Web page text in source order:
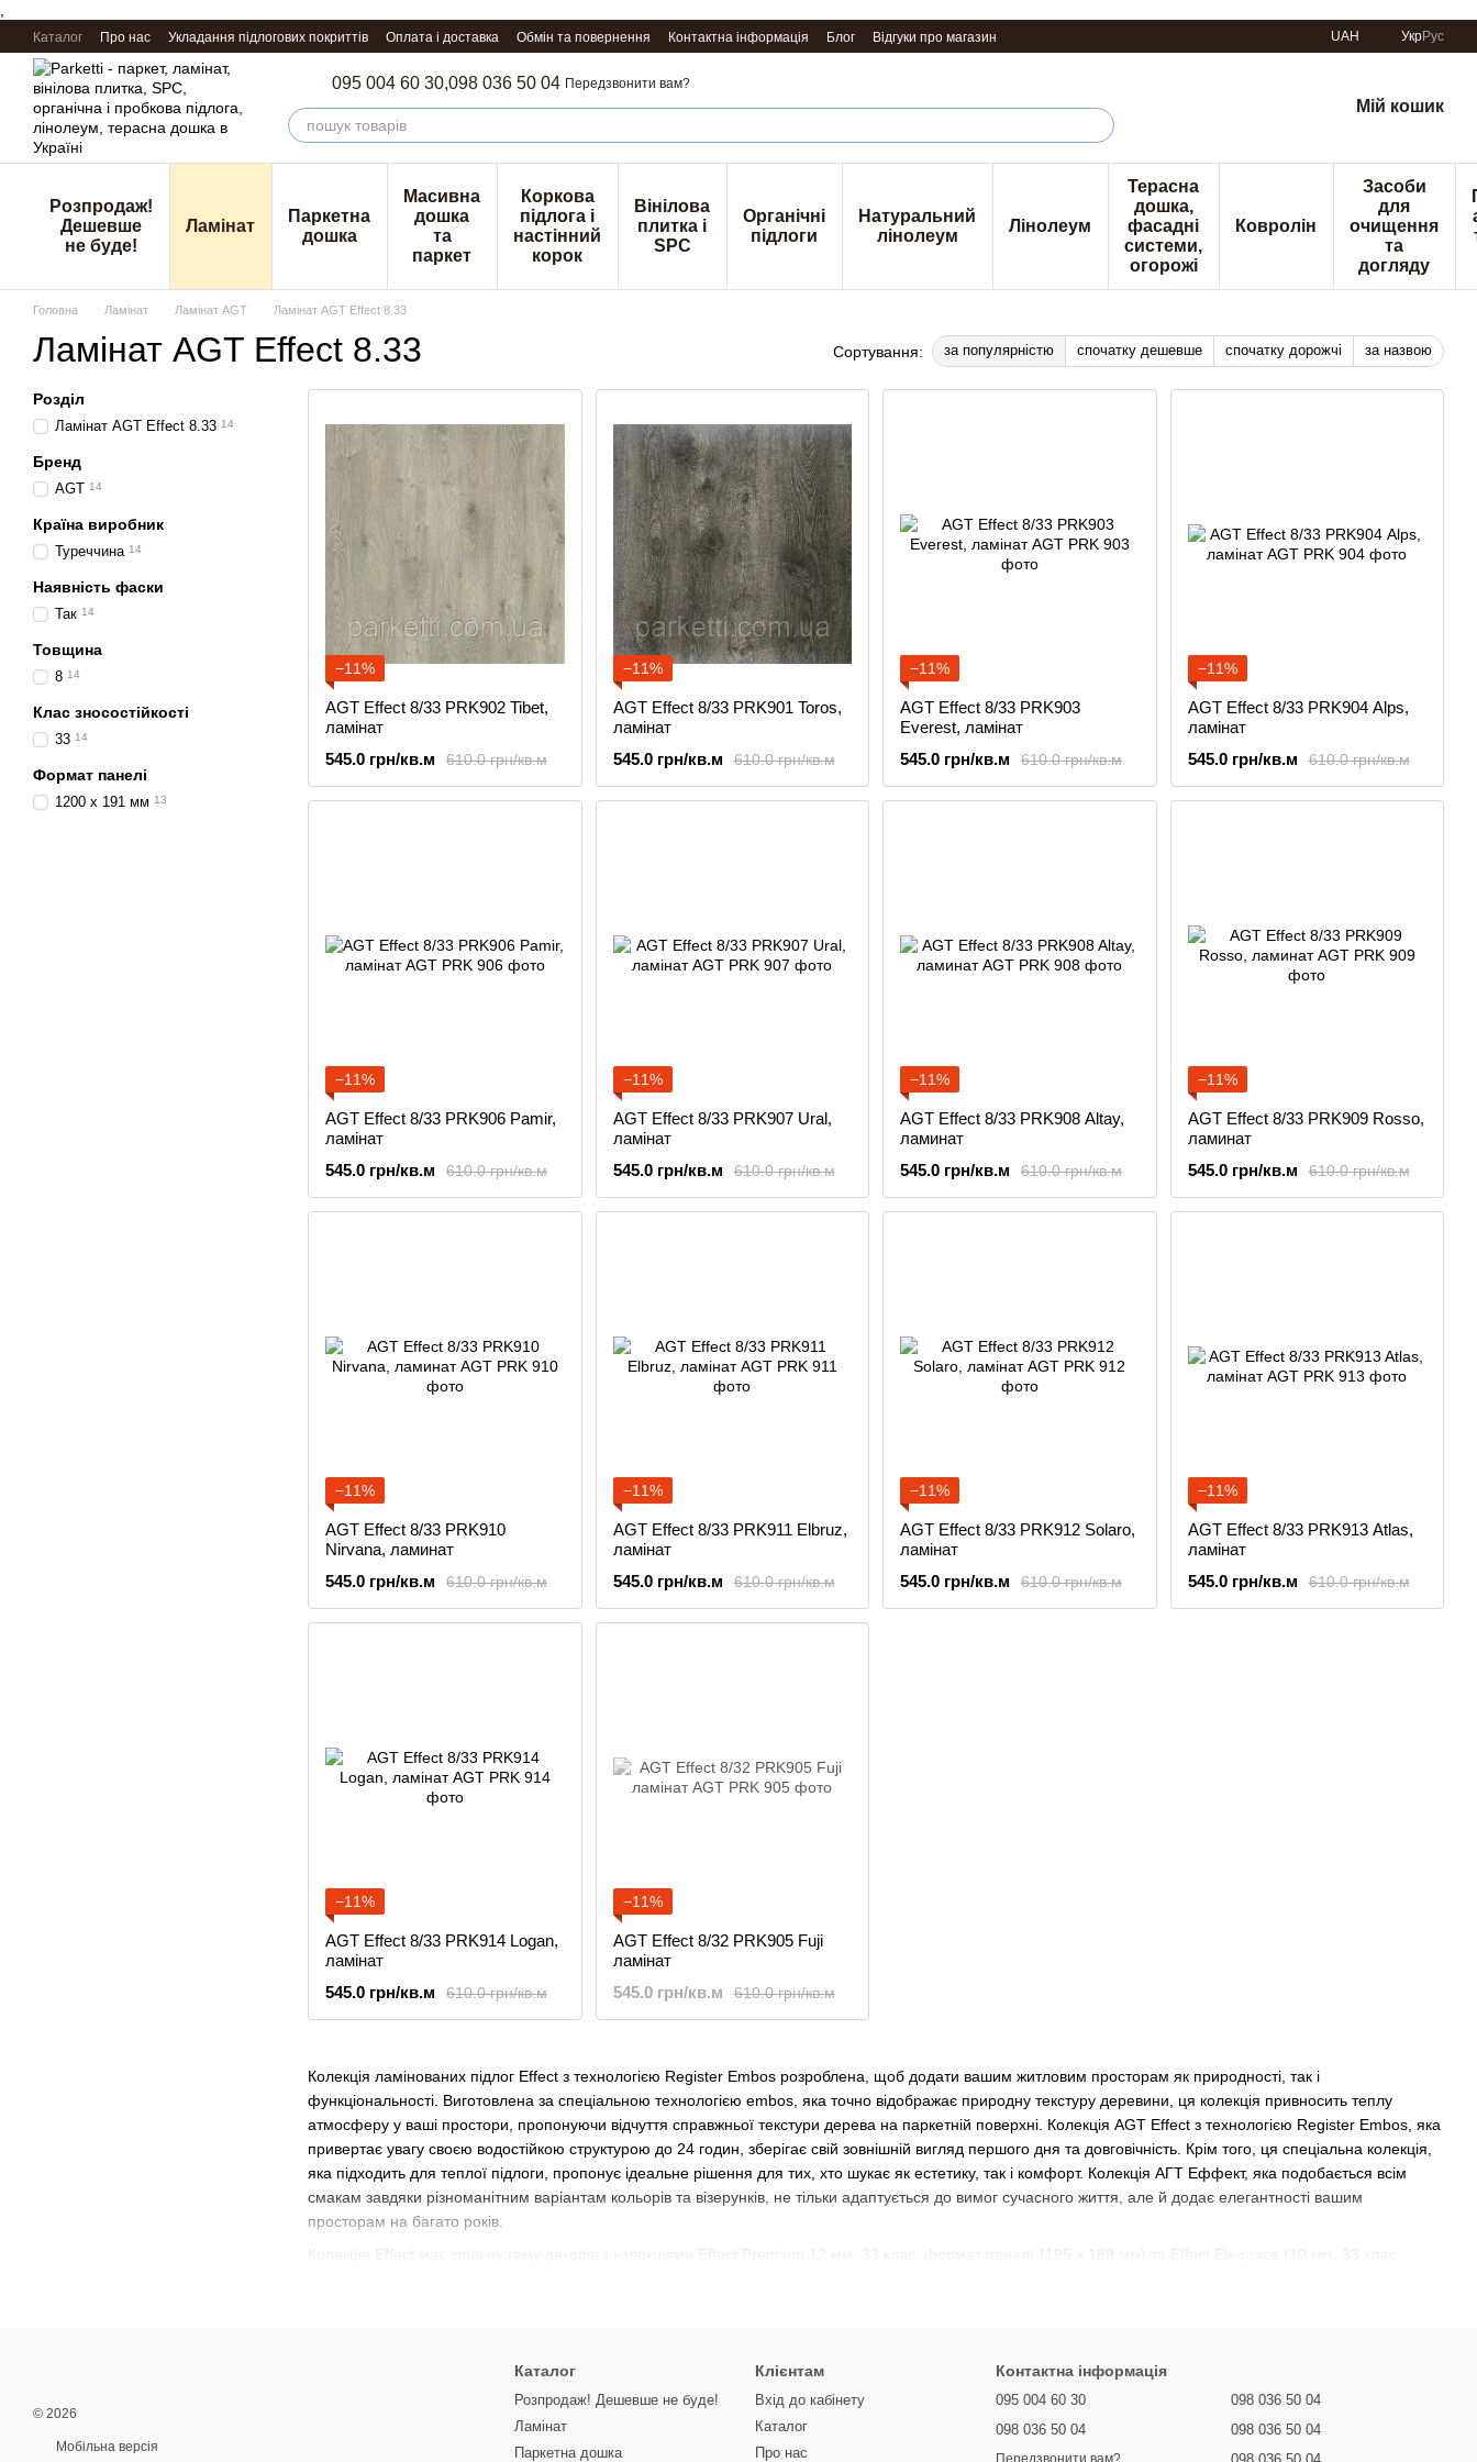
Перейти к основному контенту
Каталог Про нас Укладання підлогових покриттів Оплата і доставка Обмін та повернення Контактна інформація Блог Відгуки про магазин UAH УкрРус
095 004 60 30,098 036 50 04 Передзвонити вам?
Мій кошик
Розпродаж!
Дешевше
не буде!
Ламінат
Паркетна
дошка
Масивна
дошка
та
паркет
Коркова
підлога і
настінний
корок
Вінілова
плитка і
SPC
Органічні
підлоги
Натуральний
лінолеум
Лінолеум
Терасна
дошка,
фасадні
системи,
огорожі
Ковролін
Засоби
для
очищення
та
догляду
Головна Ламінат Ламінат AGT Ламінат AGT Effect 8.33
Ламінат AGT Effect 8.33 Сортування: за популярністю спочатку дешевше спочатку дорожчі за назвою
Колекція ламінованих підлог Effect з технологією Register Embos розроблена, щоб додати вашим житловим просторам як природності, так і
функціональності. Виготовлена ​​за спеціальною технологією embos, яка точно відображає природну текстуру деревини, ця колекція привносить теплу
атмосферу у ваші простори, пропонуючи відчуття справжньої текстури дерева на паркетній поверхні. Колекція AGT Effect з технологією Register Embos, яка
привертає увагу своєю водостійкою структурою до 24 годин, зберігає свій зовнішній вигляд першого дня та довговічність. Крім того, ця спеціальна колекція,
яка підходить для теплої підлоги, пропонує ідеальне рішення для тих, хто шукає як естетику, так і комфорт. Колекція АГТ Еффект, яка подобається всім
смакам завдяки різноманітним варіантам кольорів та візерунків, не тільки адаптується до вимог сучасного життя, але й додає елегантності вашим
просторам на багато років.
Колекція Effect має спільну гаму декорів з колекціями Effect Premium 12 мм, 33 клас, формат панелі 1195 x 189 мм) та Effect Elegance (10 мм, 33 клас,
−11%
AGT Effect 8/33 PRK902 Tibet,
ламінат
610.0 грн/кв.м
545.0 грн/кв.м
−11%
AGT Effect 8/33 PRK901 Toros,
ламінат
610.0 грн/кв.м
545.0 грн/кв.м
−11%
AGT Effect 8/33 PRK903
Everest, ламінат
610.0 грн/кв.м
545.0 грн/кв.м
−11%
AGT Effect 8/33 PRK904 Аlps,
ламінат
610.0 грн/кв.м
545.0 грн/кв.м
−11%
AGT Effect 8/33 PRK906 Pamir,
ламінат
610.0 грн/кв.м
545.0 грн/кв.м
−11%
AGT Effect 8/33 PRK907 Ural,
ламінат
610.0 грн/кв.м
545.0 грн/кв.м
−11%
AGT Effect 8/33 PRK908 Altay,
ламинат
610.0 грн/кв.м
545.0 грн/кв.м
−11%
AGT Effect 8/33 PRK909 Rosso,
ламинат
610.0 грн/кв.м
545.0 грн/кв.м
−11%
AGT Effect 8/33 PRK910
Nirvana, ламинат
610.0 грн/кв.м
545.0 грн/кв.м
−11%
AGT Effect 8/33 PRK911 Elbruz,
ламінат
610.0 грн/кв.м
545.0 грн/кв.м
−11%
AGT Effect 8/33 PRK912 Solaro,
ламінат
610.0 грн/кв.м
545.0 грн/кв.м
−11%
AGT Effect 8/33 PRK913 Atlas,
ламінат
610.0 грн/кв.м
545.0 грн/кв.м
−11%
AGT Effect 8/33 PRK914 Logan,
ламінат
610.0 грн/кв.м
545.0 грн/кв.м
−11%
AGT Effect 8/32 PRK905 Fuji
ламінат
610.0 грн/кв.м
545.0 грн/кв.м
Розділ
Ламінат AGT Effect 8.33 14
Бренд
AGT 14
Країна виробник
Туреччина 14
Наявність фаски
Так 14
Товщина
8 14
Клас зносостійкості
33 14
Формат панелі
1200 x 191 мм 13
© 2026
Мобільна версія
Каталог
Розпродаж! Дешевше не буде!
Ламінат
Паркетна дошка
Клієнтам
Вхід до кабінету
Каталог
Про нас
Контактна інформація
095 004 60 30
098 036 50 04
098 036 50 04
098 036 50 04